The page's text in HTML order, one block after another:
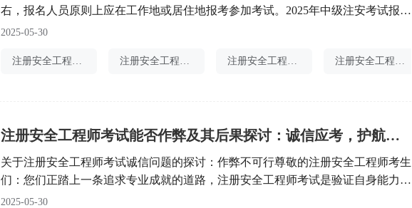
右，报名人员原则上应在工作地或居住地报考参加考试。2025年中级注安考试报考
详情如下：
2025-05-30
注册安全工程师备考顺序 注册安全工程师证书打印 注册安全工程师自学计划 注册安全工程师政府补贴
注册安全工程师考试能否作弊及其后果探讨：诚信应考，护航安全工程师生涯的舞弊问题剖析
关于注册安全工程师考试诚信问题的探讨：作弊不可行尊敬的注册安全工程师考生
们：您们正踏上一条追求专业成就的道路，注册安全工程师考试是验证自身能力的
重要阶段。在此，我们强调一个至关重要的原则：注册安全工程师考试不能作弊。
2025-05-30